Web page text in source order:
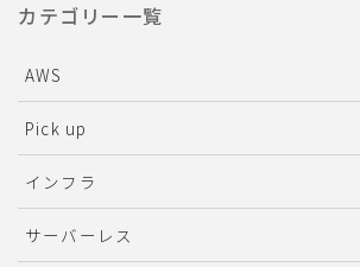
カテゴリー一覧
AWS
Pick up
インフラ
サーバーレス